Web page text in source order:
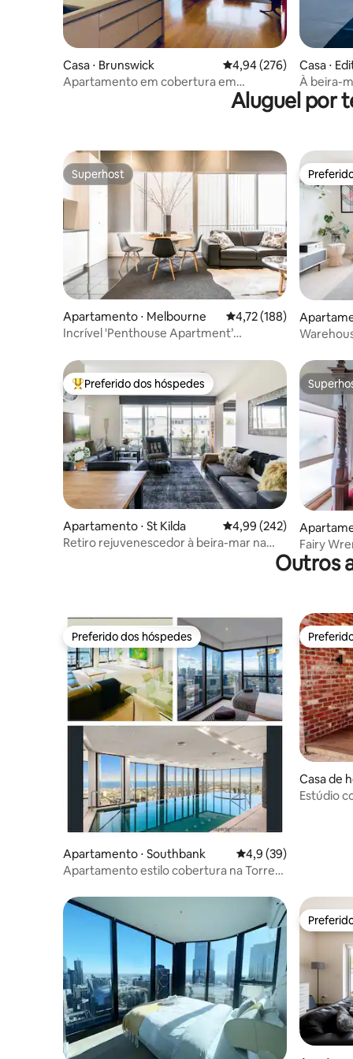
Casa ⋅ Brunswick 4,94 de uma avaliação
4,94 (276)
Apartamento em cobertura em
Casa ⋅
À beira-
à areia,
Aluguel por
Superhost
Superhost
Apartamento ⋅ Melbourne 4,72 de uma avaliação
4,72 (188)
Incrível 'Penthouse Apartment’
Entre os melhores preferidos dos hóspedes
Preferido dos hóspedes
Apartamento ⋅ St Kilda 4,99 de uma avaliação
4,99 (242)
Retiro rejuvenescedor à beira-mar na
Fairy
até a
Outros
Preferido dos hóspedes
Preferido dos hóspedes
Apartamento ⋅ Southbank 4,9 de uma avaliação
4,9 (39)
Apartamento estilo cobertura na Torre
Casa de
y
Estúdio